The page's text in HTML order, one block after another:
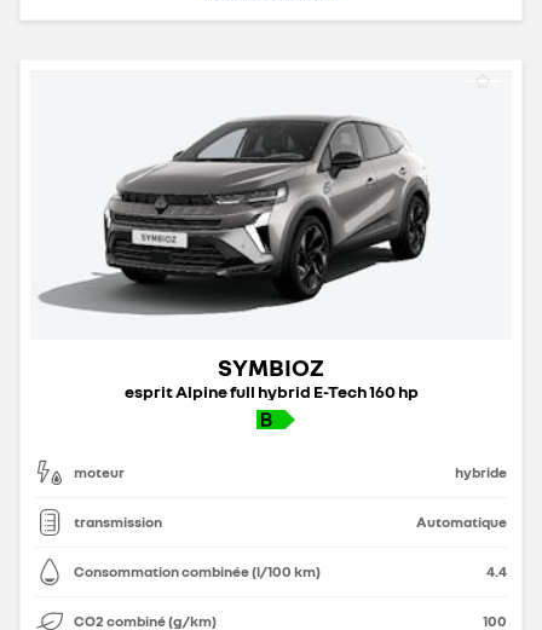
SYMBIOZ
esprit Alpine full hybrid E-Tech 160 hp
moteur hybride
transmission Automatique
Consommation combinée (l/100 km) 4.4
CO2 combiné (g/km) 100